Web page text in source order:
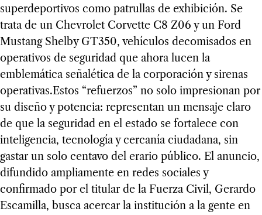
superdeportivos como patrullas de exhibición. Se
trata de un Chevrolet Corvette C8 Z06 y un Ford
Mustang Shelby GT350, vehículos decomisados en
operativos de seguridad que ahora lucen la
emblemática señalética de la corporación y sirenas
operativas.Estos “refuerzos” no solo impresionan por
su diseño y potencia: representan un mensaje claro
de que la seguridad en el estado se fortalece con
inteligencia, tecnología y cercanía ciudadana, sin
gastar un solo centavo del erario público. El anuncio,
difundido ampliamente en redes sociales y
confirmado por el titular de la Fuerza Civil, Gerardo
Escamilla, busca acercar la institución a la gente en